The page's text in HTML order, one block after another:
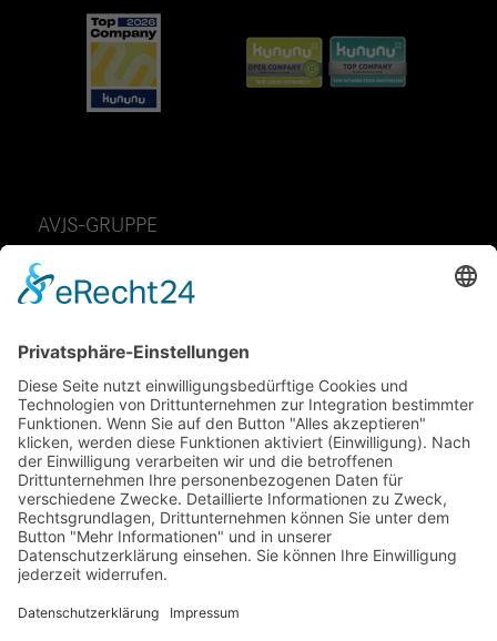
AVJS-GRUPPE
AvJS Personal auf Zeit GmbH
Telefon: 49 (0) 9 06 – 7 05 85 -0
Telefax: 49 (0) 9 06 – 7 05 85 70
E-Mail:info@avjs.de
FOLGE UNS AUF